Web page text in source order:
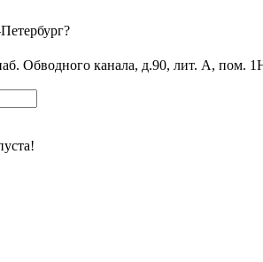
?
Обводного канала, д.90, лит. А, пом.